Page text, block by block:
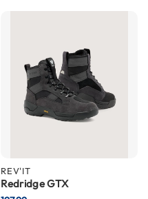
REV'IT
Redridge GTX